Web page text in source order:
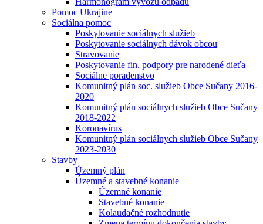
Pomoc Ukrajine
Sociálna pomoc
Poskytovanie sociálnych služieb
Poskytovanie sociálnych dávok obcou
Stravovanie
Poskytovanie fin. podpory pre narodené dieťa
Sociálne poradenstvo
Komunitný plán soc. služieb Obce Sučany 2016-
2020
Komunitný plán sociálnych služieb Obce Sučany
2018-2022
Koronavírus
Komunitný plán sociálnych služieb Obce Sučany
2023-2030
Stavby
Územný plán
Územné a stavebné konanie
Územné konanie
Stavebné konanie
Kolaudačné rozhodnutie